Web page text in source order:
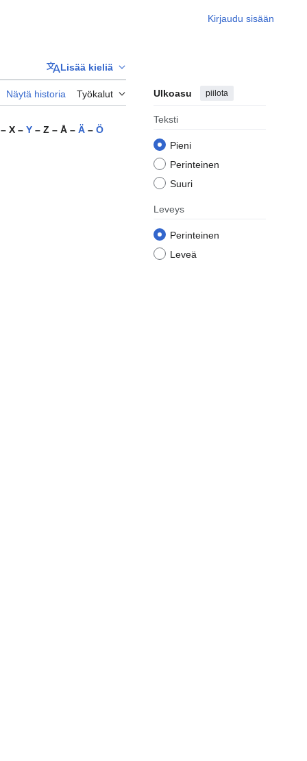
Kirjaudu sisään
Lisää kieliä
Näytä historia Työkalut Ulkoasu piilota
Teksti
Pieni
Perinteinen
Suuri
Leveys
Perinteinen
Leveä
X – Y – Z – Å – Ä – Ö